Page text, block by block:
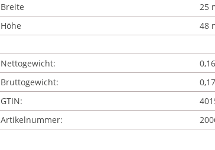
Breite
25
Höhe
48
Nettogewicht:
Bruttogewicht:
GTIN:
Artikelnummer: